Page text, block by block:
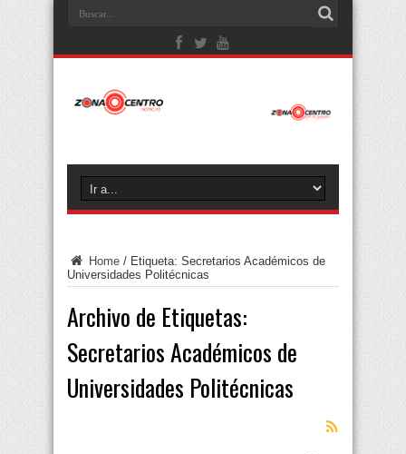
Home / Etiqueta: Secretarios Académicos de
Universidades Politécnicas
Archivo de Etiquetas:
Secretarios Académicos de
Universidades Politécnicas